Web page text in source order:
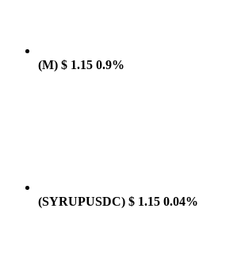
(M) $ 1.15 0.9%
(SYRUPUSDC) $ 1.15 0.04%